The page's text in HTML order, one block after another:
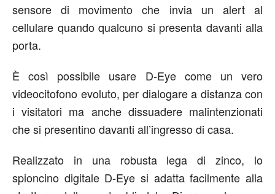
sensore di movimento che invia un alert al
cellulare quando qualcuno si presenta davanti alla
porta.
È così possibile usare D-Eye come un vero
videocitofono evoluto, per dialogare a distanza con
i visitatori ma anche dissuadere malintenzionati
che si presentino davanti all’ingresso di casa.
Realizzato in una robusta lega di zinco, lo
spioncino digitale D-Eye si adatta facilmente alla